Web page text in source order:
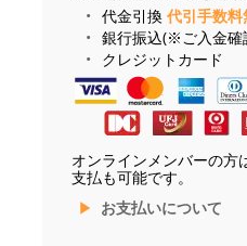
代金引換 代引手数料
銀行振込(※ご入金確
クレジットカード
オンラインメンバーの方
支払も可能です。
お支払いについて